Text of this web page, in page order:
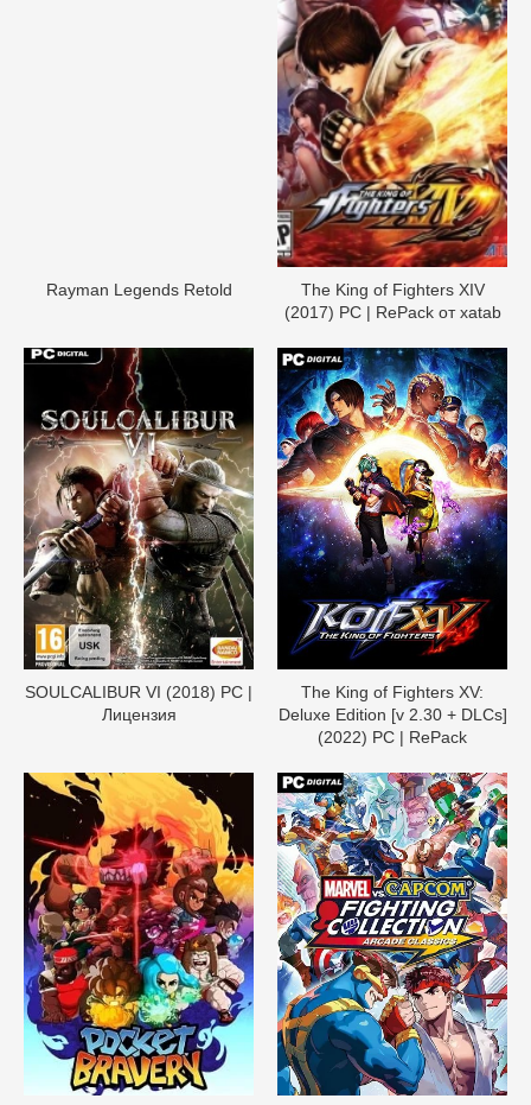
Rayman Legends Retold
The King of Fighters XIV
(2017) PC | RePack от xatab
SOULCALIBUR VI (2018) PC |
Лицензия
The King of Fighters XV:
Deluxe Edition [v 2.30 + DLCs]
(2022) PC | RePack